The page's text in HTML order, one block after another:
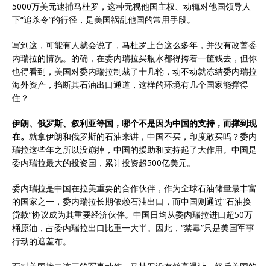
5000万美元逮捕马杜罗，这种无视他国主权、动辄对他国领导人
下“追杀令”的行径，是美国祸乱他国的常用手段。
写到这，可能有人就会说了，马杜罗上台这么多年，并没有改善委
内瑞拉的情况。的确，在委内瑞拉买瓶水都得挎着一筐钱去，但你
也得看到，美国对委内瑞拉制裁了十几轮，动不动就冻结委内瑞拉
海外资产，掐断其石油出口通道，这样的环境有几个国家能撑得
住？
伊朗、俄罗斯、叙利亚等国，哪个不是因为中国的支持，而撑到现
在。 就拿伊朗和俄罗斯的石油来讲，中国不买，印度敢买吗？委内
瑞拉这些年之所以没崩掉，中国的援助和支持起了大作用。中国是
委内瑞拉最大的投资国，累计投资超500亿美元。
委内瑞拉是中国在拉美重要的合作伙伴，作为全球石油储量最丰富
的国家之一，委内瑞拉长期依赖石油出口，而中国则通过“石油换
贷款”协议成为其重要经济伙伴。中国日均从委内瑞拉进口超50万
桶原油，占委内瑞拉出口比重一大半。因此，“禁毒”只是美国军事
行动的遮羞布。